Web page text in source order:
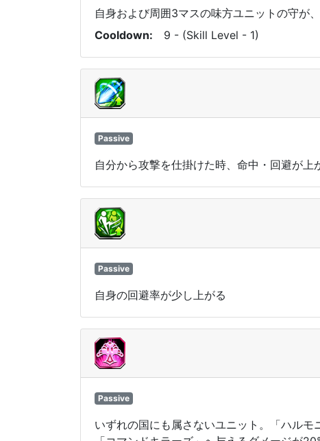
自身および周囲3マスの味方ユニットの守が
Cooldown
9 - (Skill Level - 1)
Passive
自分から攻撃を仕掛けた時、命中・回避が上
Passive
自身の回避率が少し上がる
Passive
いずれの国にも属さないユニット。「ハル